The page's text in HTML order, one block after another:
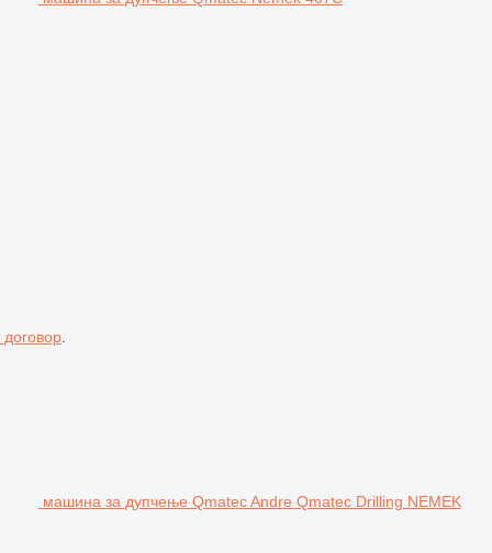
договор.
машина за дупчење Qmatec Andre Qmatec Drilling NEMEK